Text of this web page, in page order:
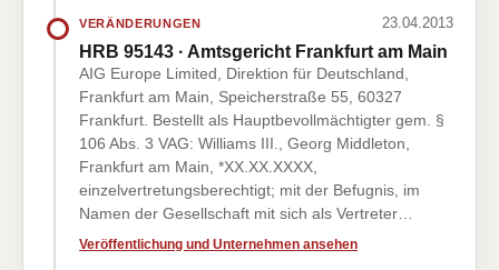
VERÄNDERUNGEN 23.04.2013
HRB 95143 · Amtsgericht Frankfurt am Main
AIG Europe Limited, Direktion für Deutschland,
Frankfurt am Main, Speicherstraße 55, 60327
Frankfurt. Bestellt als Hauptbevollmächtigter gem. §
106 Abs. 3 VAG: Williams III., Georg Middleton,
Frankfurt am Main, *XX.XX.XXXX,
einzelvertretungsberechtigt; mit der Befugnis, im
Namen der Gesellschaft mit sich als Vertreter…
Veröffentlichung und Unternehmen ansehen